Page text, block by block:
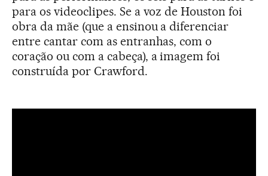
para os videoclipes. Se a voz de Houston foi
obra da mãe (que a ensinou a diferenciar
entre cantar com as entranhas, com o
coração ou com a cabeça), a imagem foi
construída por Crawford.